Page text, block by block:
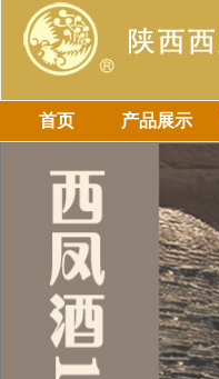
首页 产品展示